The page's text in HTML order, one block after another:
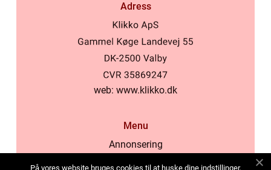
Adress
web: www.klikko.dk
Menu
Annonsering
På vores website bruges cookies til at huske dine indstillinger,